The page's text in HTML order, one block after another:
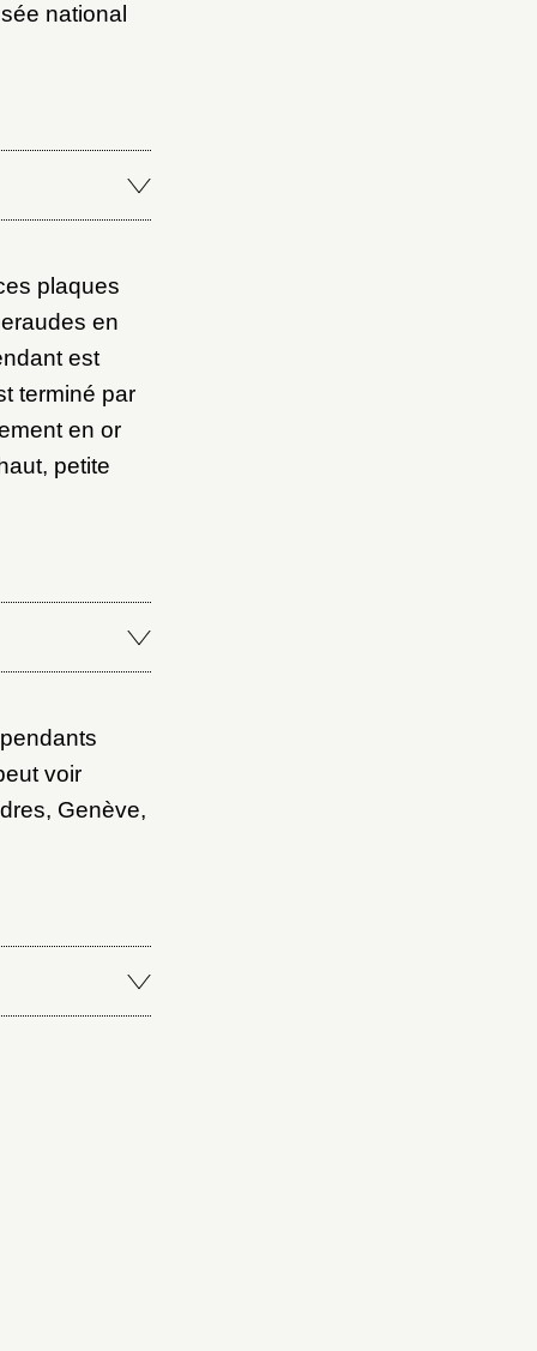
national
plaques
en
est
terminé par
en or
petite
voir
Genève,